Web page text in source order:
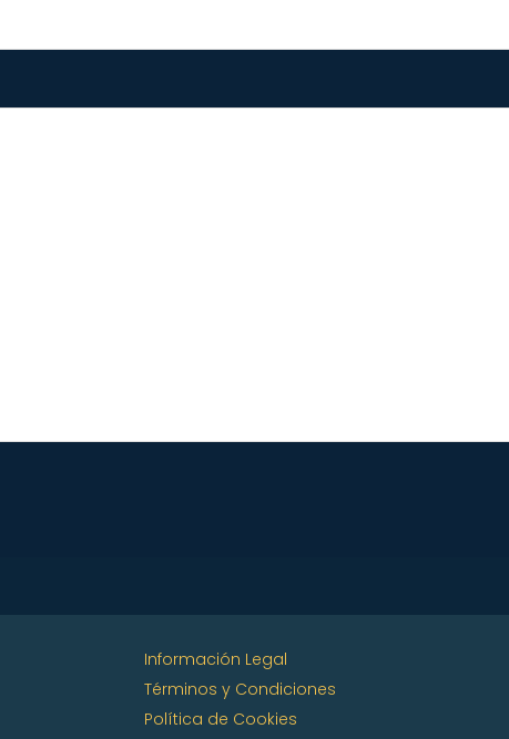
Información Legal
Términos y Condiciones
Política de Cookies